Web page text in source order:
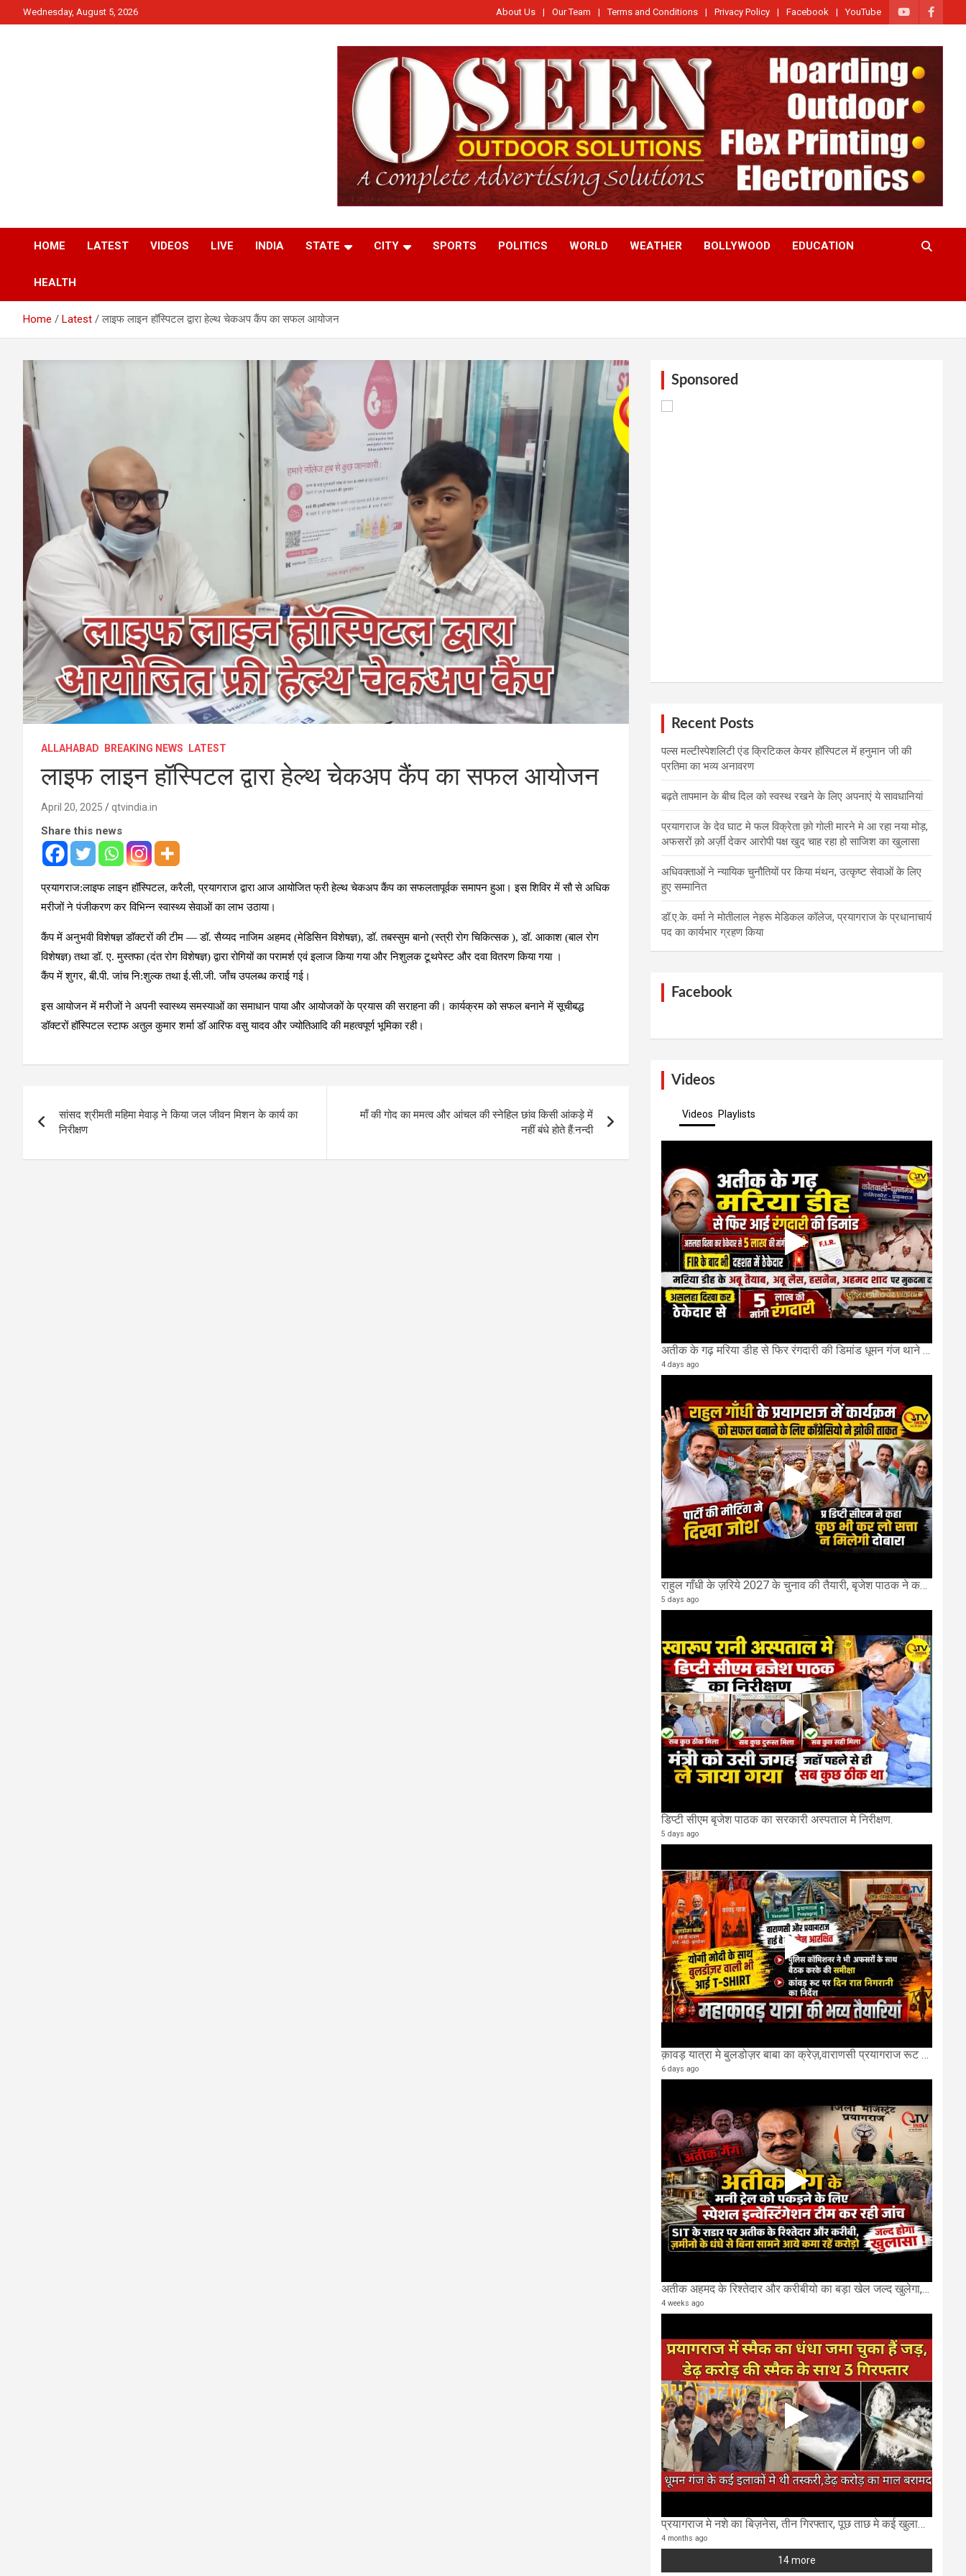
to
Wednesday, August 5, 2026 About Us Our Team Terms and Conditions Privacy Policy Facebook YouTube
HOME LATEST VIDEOS LIVE INDIA STATE CITY SPORTS POLITICS WORLD WEATHER BOLLYWOOD EDUCATION
HEALTH
Home Latest लाइफ लाइन हॉस्पिटल द्वारा हेल्थ चेकअप कैंप का सफल आयोजन
ALLAHABAD BREAKING NEWS LATEST
लाइफ लाइन हॉस्पिटल द्वारा हेल्थ चेकअप कैंप का सफल आयोजन
April 20, 2025 qtvindia.in
Share this news
प्रयागराज:लाइफ लाइन हॉस्पिटल, करैली, प्रयागराज द्वारा आज आयोजित फ्री हेल्थ चेकअप कैंप का सफलतापूर्वक समापन हुआ। इस शिविर में सौ से अधिक
मरीजों ने पंजीकरण कर विभिन्न स्वास्थ्य सेवाओं का लाभ उठाया।
कैंप में अनुभवी विशेषज्ञ डॉक्टरों की टीम — डॉ. सैय्यद नाजिम अहमद (मेडिसिन विशेषज्ञ), डॉ. तबस्सुम बानो (स्त्री रोग चिकित्सक ), डॉ. आकाश (बाल रोग
विशेषज्ञ) तथा डॉ. ए. मुस्तफा (दंत रोग विशेषज्ञ) द्वारा रोगियों का परामर्श एवं इलाज किया गया और निशुलक टूथपेस्ट और दवा वितरण किया गया ।
कैंप में शुगर, बी.पी. जांच नि:शुल्क तथा ई.सी.जी. जाँच उपलब्ध कराई गई।
इस आयोजन में मरीजों ने अपनी स्वास्थ्य समस्याओं का समाधान पाया और आयोजकों के प्रयास की सराहना की। कार्यक्रम को सफल बनाने में सूचीबद्ध
डॉक्टरों हॉस्पिटल स्टाफ अतुल कुमार शर्मा डॉ आरिफ वसु यादव और ज्योतिआदि की महत्वपूर्ण भूमिका रही।
navigation
सांसद श्रीमती महिमा मेवाड़ ने किया जल जीवन मिशन के कार्य का
निरीक्षण
माँ की गोद का ममत्व और आंचल की स्नेहिल छांव किसी आंकड़े में
नहीं बंधे होते हैं:नन्दी
Sponsored
Recent Posts
पल्स मल्टीस्पेशलिटी एंड क्रिटिकल केयर हॉस्पिटल में हनुमान जी की
प्रतिमा का भव्य अनावरण
बढ़ते तापमान के बीच दिल को स्वस्थ रखने के लिए अपनाएं ये सावधानियां
प्रयागराज के देव घाट मे फल विक्रेता क़ो गोली मारने मे आ रहा नया मोड़,
अफसरों क़ो अर्ज़ी देकर आरोपी पक्ष खुद चाह रहा हो साजिश का खुलासा
अधिवक्ताओं ने न्यायिक चुनौतियों पर किया मंथन, उत्कृष्ट सेवाओं के लिए
हुए सम्मानित
डॉ.ए.के. वर्मा ने मोतीलाल नेहरू मेडिकल कॉलेज, प्रयागराज के प्रधानाचार्य
पद का कार्यभार ग्रहण किया
Facebook
Videos
Videos Playlists
अतीक के गढ़ मरिया डीह से फिर रंगदारी की डिमांड धूमन गंज थाने मे 4 के खिलाफ मुकदमा दर्ज
4 days ago
राहुल गाँधी के ज़रिये 2027 के चुनाव की तैयारी, बृजेश पाठक ने कहा चुक चुकी हैं कांग्रेस
5 days ago
डिप्टी सीएम बृजेश पाठक का सरकारी अस्पताल मे निरीक्षण.
5 days ago
क़ावड़ यात्रा मे बुलडोज़र बाबा का क्रेज़,वाराणसी प्रयागराज रूट की एक लेन खाली की गई.
6 days ago
अतीक अहमद के रिश्तेदार और करीबीयो का बड़ा खेल जल्द खुलेगा,छुप कर करोड़ो कमाने वाले SIT के राडार पर
4 weeks ago
प्रयागराज मे नशे का बिज़नेस, तीन गिरफ्तार, पूछ ताछ मे कई खुलासा..
4 months ago
14 more